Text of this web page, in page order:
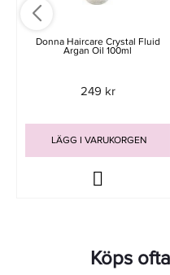
Donna Haircare Crystal Fluid
Argan Oil 100ml
249 kr
LÄGG I VARUKORGEN
Köps